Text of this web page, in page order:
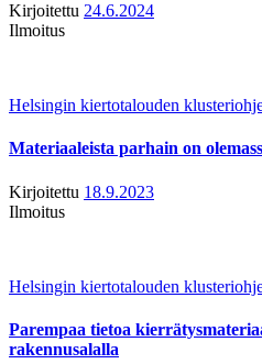
Kirjoitettu 24.6.2024
Ilmoitus
Helsingin kiertotalouden
Materiaaleista parhain on
Kirjoitettu 18.9.2023
Ilmoitus
Helsingin kiertotalouden
Parempaa tietoa
rakennusalalla